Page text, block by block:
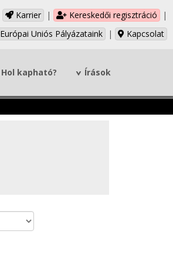
Karrier | Kereskedői regisztráció
|
Európai Uniós Pályázataink
| Kapcsolat
Hol kapható? Írások